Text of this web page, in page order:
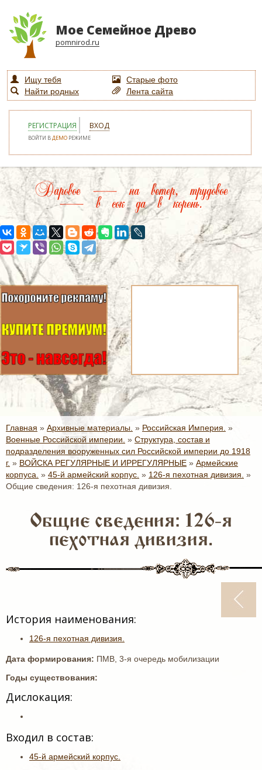
Мое Семейное Древо
pomnirod.ru
Ищу тебя
Старые фото
Найти родных
Лента сайта
РЕГИСТРАЦИЯ ВХОД
ВОЙТИ ВДЕМО РЕЖИМЕ
Даровое — на ветер, трудовое
— в сок да в корень.
Главная » Архивные материалы. » Российская Империя. »
Военные Российской империи. » Структура, состав и
подразделения вооруженных сил Российской империи до 1918
г. » ВОЙСКА РЕГУЛЯРНЫЕ И ИРРЕГУЛЯРНЫЕ » Армейские
корпуса. » 45-й армейский корпус. » 126-я пехотная дивизия. »
Общие сведения: 126-я пехотная дивизия.
Общие сведения: 126-я
пехотная дивизия.
История наименования:
126-я пехотная дивизия.
Дата формирования: ПМВ, 3-я очередь мобилизации
Годы существования:
Дислокация:
Входил в состав:
45-й армейский корпус.